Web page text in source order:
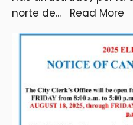
norte de... Read More